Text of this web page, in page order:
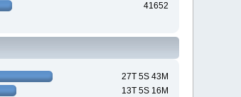
41652
27T 5S 43M
13T 5S 16M